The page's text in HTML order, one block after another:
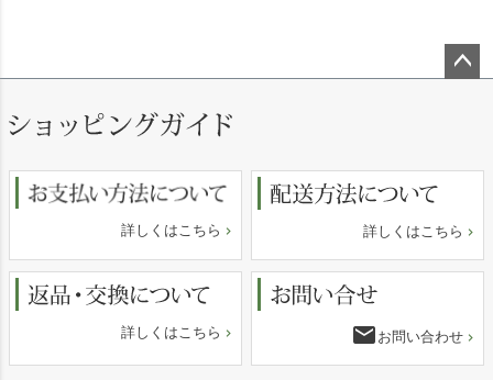
詳しくはこちら 詳しくはこちら
詳しくはこちら email お問い合わせ